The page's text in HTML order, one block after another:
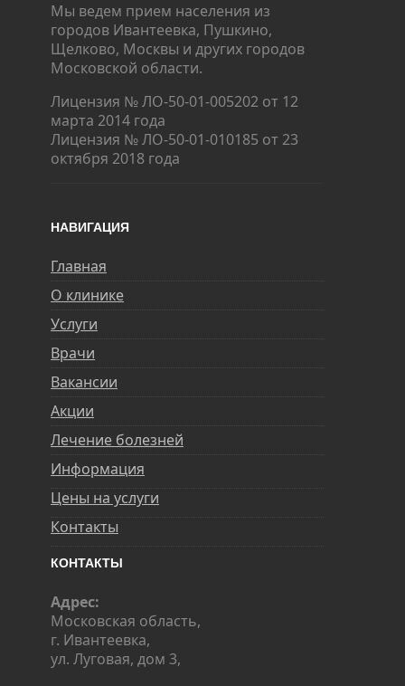
Мы ведем прием населения из
городов Ивантеевка, Пушкино,
Щелково, Москвы и других городов
Московской области.
Лицензия № ЛО-50-01-005202 от 12
марта 2014 года
Лицензия № ЛО-50-01-010185 от 23
октября 2018 года
НАВИГАЦИЯ
Главная
О клинике
Услуги
Врачи
Вакансии
Акции
Лечение болезней
Информация
Цены на услуги
Контакты
КОНТАКТЫ
Адрес:
Московская область,
г. Ивантеевка,
ул. Луговая, дом 3,